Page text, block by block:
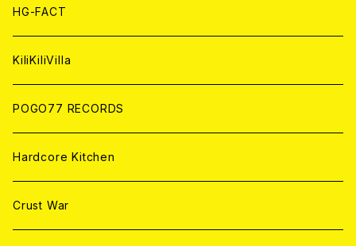
ANALOG
ANALOG
CD
ANALOG
HG-FACT
KiliKiliVilla
POGO77 RECORDS
Hardcore Kitchen
Crust War